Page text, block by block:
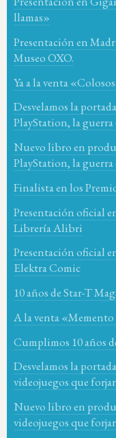
llamas»
Presentación en
Museo OXO.
Ya a la venta
Desvelamos la
PlayStation, la
Nuevo libro en
PlayStation, la
Finalista en los
Presentación oficial
Librería Alibri
Presentación oficial
Elektra Comic
10 años de Star-T
A la venta
Cumplimos 10 años
Desvelamos la
videojuegos que
Nuevo libro en
videojuegos que